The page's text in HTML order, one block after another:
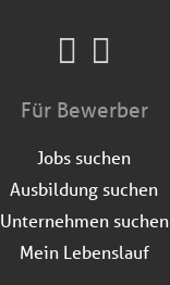
Für Bewerber
Jobs suchen
Ausbildung suchen
Unternehmen suchen
Mein Lebenslauf